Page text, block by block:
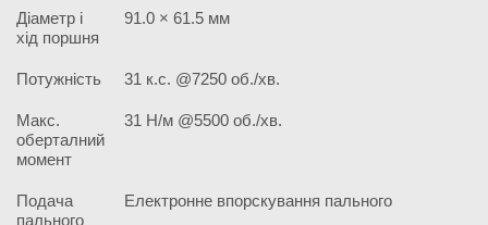
Діаметр і
хід поршня
91.0 × 61.5 мм
Потужність 31 к.с. @7250 об./хв.
Макс.
оберталний
момент
31 Н/м @5500 об./хв.
Подача
пального
Електронне впорскування пального